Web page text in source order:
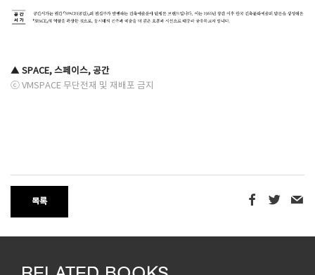
▲ SPACE, 스페이스, 공간
ⓒ VMSPACE 무단전재 및 재배포 금지
목록